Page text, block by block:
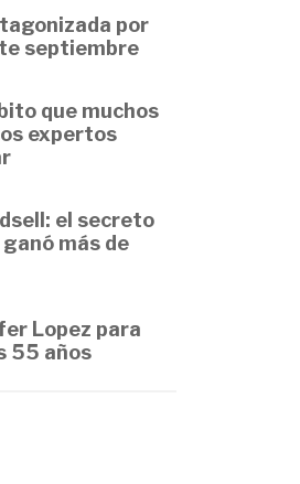
por
septiembre
que muchos
expertos
el secreto
más de
Lopez para
55 años